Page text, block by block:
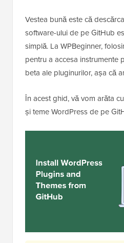
Vestea bună este că
software-ului de pe GitHub
simplă. La WPBeginner,
pentru a accesa instrumente
beta ale pluginurilor, așa că
În acest ghid, vă vom arăta
și teme WordPress de pe